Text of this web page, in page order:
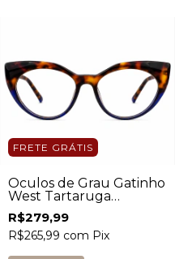
FRETE GRÁTIS
Óculos de Grau Gatinho
West Tartaruga
Feminino
R$279,99
R$265,99 com Pix